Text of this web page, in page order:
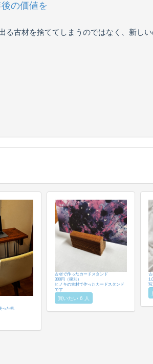
の価値を
る古材を捨ててしまうのではなく、新し
った机
古材で作ったカードスタンド
300円（税別）
ヒノキの古材で作ったカードスタンド
です
買いたい 6 人
古
写